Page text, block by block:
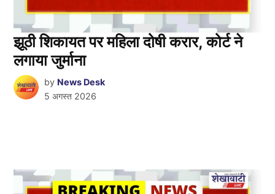
झूठी शिकायत पर महिला दोषी करार, कोर्ट ने
लगाया जुर्माना
by News Desk
5 अगस्त 2026